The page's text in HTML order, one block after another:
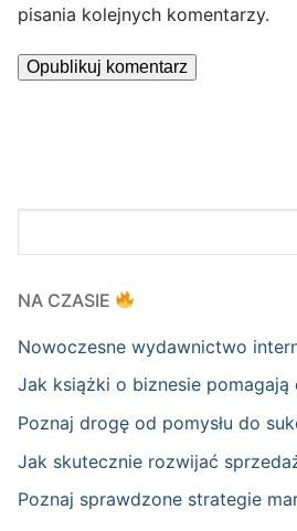
pisania kolejnych komentarzy.
NA CZASIE
Nowoczesne wydawnictwo
Jak książki o biznesie pomagają
Poznaj drogę od pomysłu do
Jak skutecznie rozwijać
Poznaj sprawdzone strategie